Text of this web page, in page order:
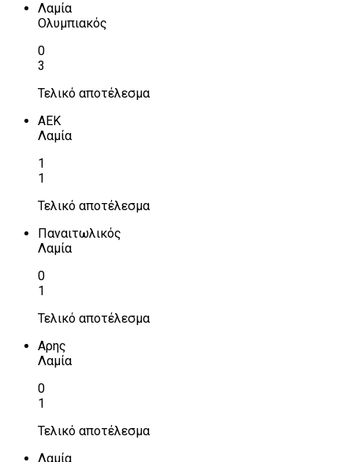
Λαμία
Ολυμπιακός
0
3
Τελικό αποτέλεσμα
ΑΕΚ
Λαμία
1
1
Τελικό αποτέλεσμα
Παναιτωλικός
Λαμία
0
1
Τελικό αποτέλεσμα
Αρης
Λαμία
0
1
Τελικό αποτέλεσμα
Λαμία